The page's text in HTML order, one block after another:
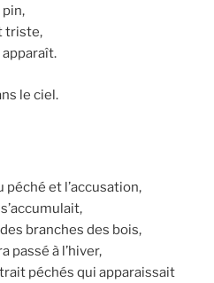
triste,
apparaît.
le ciel.
péché et l’accusation,
branches des bois,
passé à l’hiver,
péchés qui apparaissait